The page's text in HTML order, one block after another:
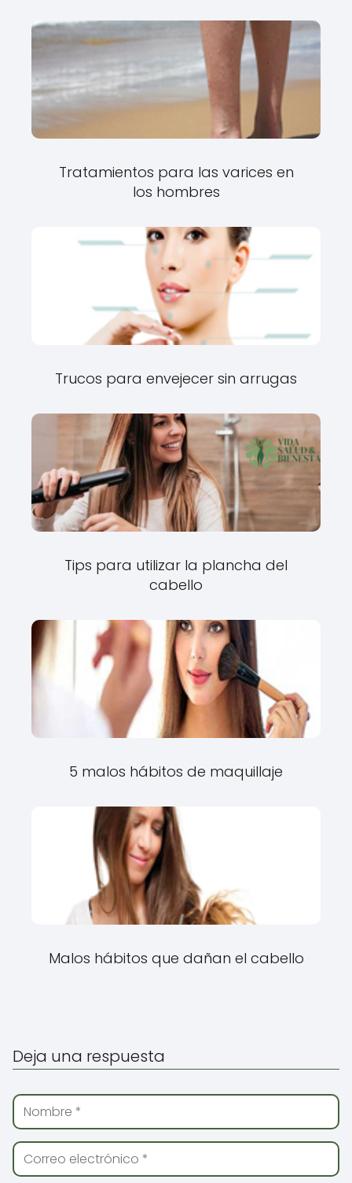
Tratamientos para las varices en
los hombres
Trucos para envejecer sin arrugas
Tips para utilizar la plancha del
cabello
5 malos hábitos de maquillaje
Malos hábitos que dañan el cabello
Deja una respuesta